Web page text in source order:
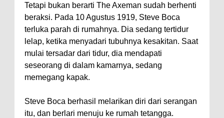
Tetapi bukan berarti The Axeman sudah berhenti
beraksi. Pada 10 Agustus 1919, Steve Boca
terluka parah di rumahnya. Dia sedang tertidur
lelap, ketika menyadari tubuhnya kesakitan. Saat
mulai tersadar dari tidur, dia mendapati
seseorang di dalam kamarnya, sedang
memegang kapak.
Steve Boca berhasil melarikan diri dari serangan
itu, dan berlari menuju ke rumah tetangga.